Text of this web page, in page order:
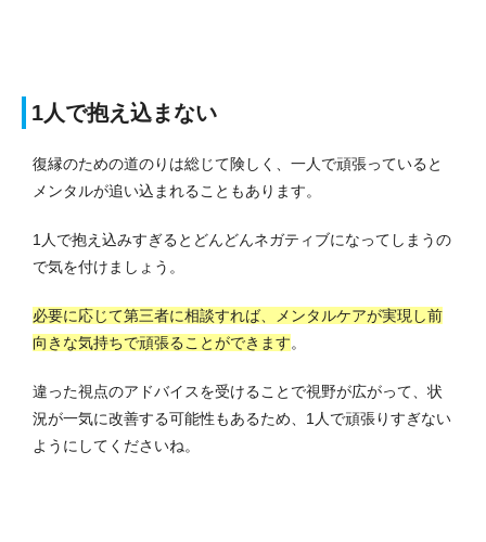
1人で抱え込まない
復縁のための道のりは総じて険しく、一人で頑張っていると
メンタルが追い込まれることもあります。
1人で抱え込みすぎるとどんどんネガティブになってしまうの
で気を付けましょう。
必要に応じて第三者に相談すれば、メンタルケアが実現し前
向きな気持ちで頑張ることができます。
違った視点のアドバイスを受けることで視野が広がって、状
況が一気に改善する可能性もあるため、1人で頑張りすぎない
ようにしてくださいね。